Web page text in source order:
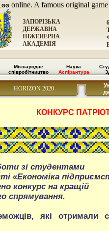
online. A famous original
ЗАПОРІЗЬКА
ДЕРЖАВНА
ІНЖЕНЕРНА
АКАДЕМІЯ
Міжнародне
співробітництво
Наука
Аспірантура
HORIZON 2020
КОНКУРС
зі студентами
«Економіка
конкурс на кращій
спрямування.
які отримали